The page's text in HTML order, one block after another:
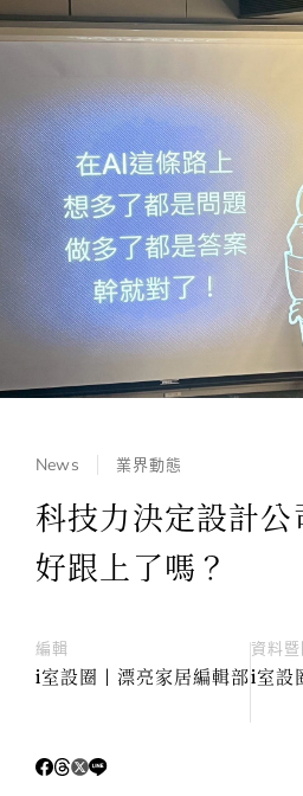
News 業界動態
科技力決定設計
好跟上了嗎？
編輯
i室設圈 | 漂亮家居編輯部
資料
i室設